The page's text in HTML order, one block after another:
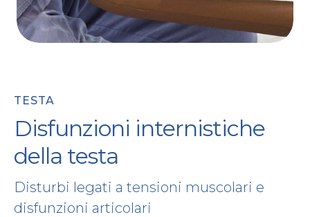
TESTA
Disfunzioni internistiche
della testa
Disturbi legati a tensioni muscolari e
disfunzioni articolari